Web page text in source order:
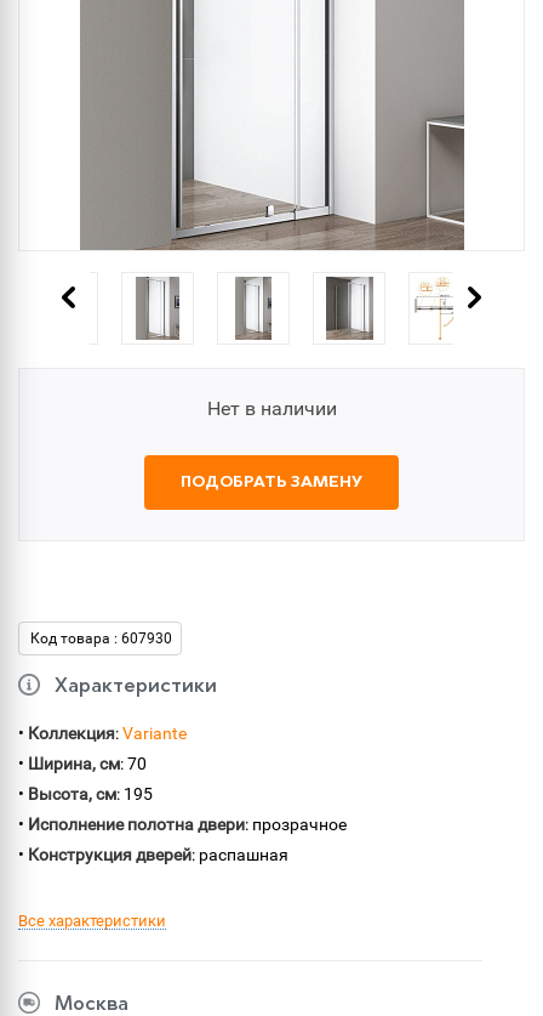
Нет в наличии
ПОДОБРАТЬ ЗАМЕНУ
Код товара : 607930
Характеристики
• Коллекция:Variante
• Ширина, см: 70
• Высота, см: 195
• Исполнение полотна двери: прозрачное
• Конструкция дверей: распашная
Все характеристики
Москва